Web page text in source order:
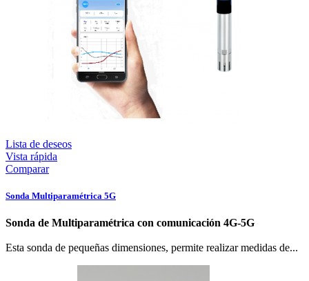
Lista de deseos
Vista rápida
Comparar
Sonda Multiparamétrica 5G
Sonda de Multiparamétrica con comunicación 4G-5G
Esta sonda de pequeñas dimensiones, permite realizar medidas de...